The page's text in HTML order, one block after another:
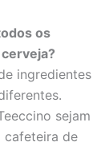
os
ingredientes
sejam
cafeteira de